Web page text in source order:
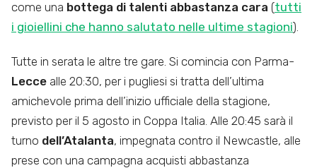
come una bottega di talenti abbastanza cara (tutti
i gioiellini che hanno salutato nelle ultime stagioni).
Tutte in serata le altre tre gare. Si comincia con Parma-
Lecce alle 20:30, per i pugliesi si tratta dell’ultima
amichevole prima dell’inizio ufficiale della stagione,
previsto per il 5 agosto in Coppa Italia. Alle 20:45 sarà il
turno dell’Atalanta, impegnata contro il Newcastle, alle
prese con una campagna acquisti abbastanza